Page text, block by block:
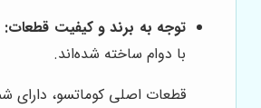
توجه به برند و کیفیت قطعات:
با دوام ساخته شده‌اند.
قطعات اصلی کوماتسو، دارای